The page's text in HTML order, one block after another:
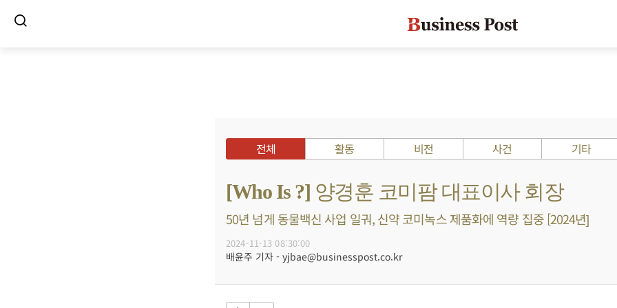
전체 활동 비전 사건 기타
[Who Is ?] 양경훈 코미팜 대표이사 회장
50년 넘게 동물백신 사업 일궈, 신약 코미녹스 제품화에 역량 집중 [2024년]
2024-11-13 08:30:00
배윤주 기자 - yjbae@businesspost.co.kr